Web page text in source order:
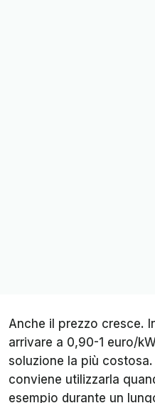
Anche il prezzo cresce.
arrivare a 0,90-1 euro/
soluzione la più
conviene utilizzarla
esempio durante un